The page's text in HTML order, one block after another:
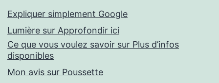
Expliquer simplement Google
Lumière sur Approfondir ici
Ce que vous voulez savoir sur Plus d’infos
disponibles
Mon avis sur Poussette